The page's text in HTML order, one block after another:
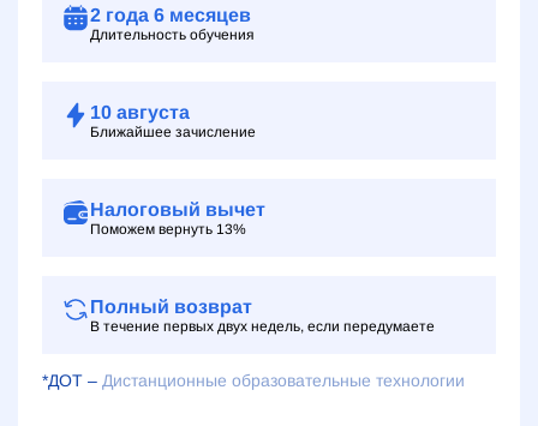
2 года 6 месяцев
Длительность обучения
10 августа
Ближайшее зачисление
Налоговый вычет
Поможем вернуть 13%
Полный возврат
В течение первых двух недель, если передумаете
*ДОТ – Дистанционные образовательные технологии